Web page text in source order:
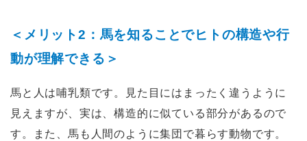
＜メリット2：馬を知ることでヒトの構造や行
動が理解できる＞
馬と人は哺乳類です。見た目にはまったく違うように
見えますが、実は、構造的に似ている部分があるので
す。また、馬も人間のように集団で暮らす動物です。